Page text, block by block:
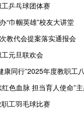
乒乓球团体赛
“巾帼英雄”校友大讲堂
教代会提案落实通报会
元旦联欢会
康同行”2025年度教职工
色血脉 担当育人使命”
工羽毛球比赛